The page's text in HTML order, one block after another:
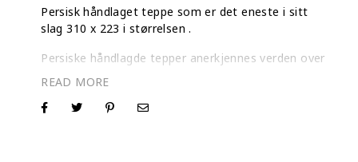
Persisk håndlaget teppe som er det eneste i sitt
slag 310 x 223 i størrelsen .
Persiske håndlagde tepper anerkjennes verden over
som de beste teppene som noensinne er
produsert. Vårt utvalg av individuelt utvalgte tepper
inspiseres en etter en og gjennomgår en intens dyp